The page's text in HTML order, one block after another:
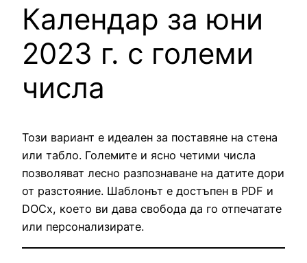
Календар за юни
2023 г. с големи
числа
Този вариант е идеален за поставяне на стена
или табло. Големите и ясно четими числа
позволяват лесно разпознаване на датите дори
от разстояние. Шаблонът е достъпен в PDF и
DOCx, което ви дава свобода да го отпечатате
или персонализирате.